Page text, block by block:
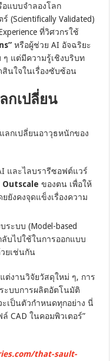
อแบบจำลองโลก
(Scientifically Validated)
ที่วิศวกรใช้
หรือผู้ช่วย AI อัจฉริยะ
แต่มีความรู้เชิงบริบท
สินใจในเรื่องซับซ้อน
กเปลี่ยน
ลกเปลี่ยนอาวุธหนักของ
และไลบรารีซอฟต์แวร์
Outscale ของตน เพื่อให้
ยยังคงจุดแข็งเรื่องความ
ระบบ (Model-based
ลับไปใช้ในการออกแบบ
วยเช่นกัน
ต่งานวิจัยวัสดุใหม่ ๆ, การ
ะบบการผลิตอัตโนมัติ
ะเป็นตัวกำหนดทุกอย่าง นี่
CAD ในคอมพิวเตอร์”
that-sault-